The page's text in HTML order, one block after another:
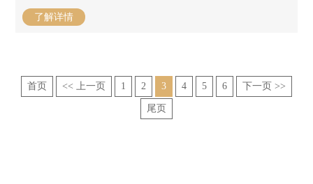
与日本山形新兴株式会社社长竹田良一签订战略合作协议。
了解详情
首页 << 上一页 1 2 3 4 5 6 下一页 >>
尾页